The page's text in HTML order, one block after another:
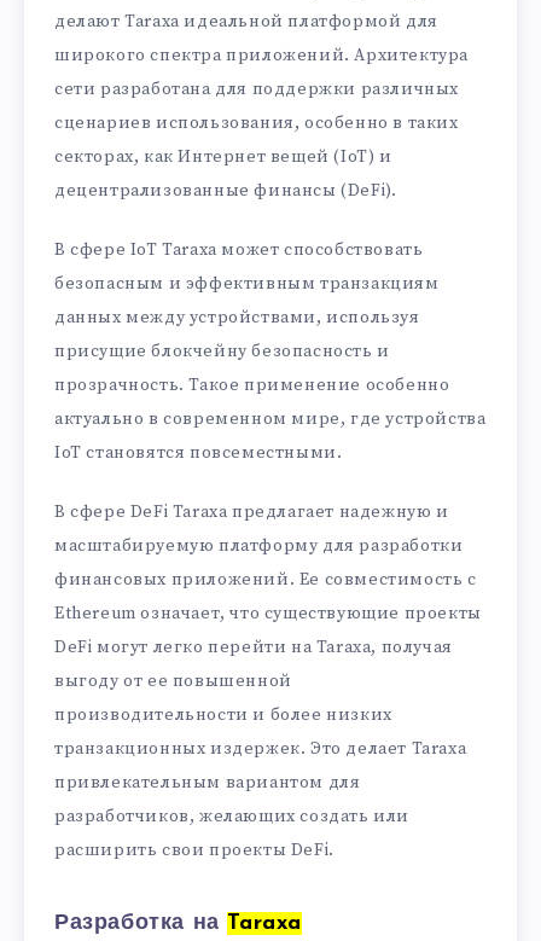
делают Taraxa идеальной платформой для
широкого спектра приложений. Архитектура
сети разработана для поддержки различных
сценариев использования, особенно в таких
секторах, как Интернет вещей (IoT) и
децентрализованные финансы (DeFi).
В сфере IoT Taraxa может способствовать
безопасным и эффективным транзакциям
данных между устройствами, используя
присущие блокчейну безопасность и
прозрачность. Такое применение особенно
актуально в современном мире, где устройства
IoT становятся повсеместными.
В сфере DeFi Taraxa предлагает надежную и
масштабируемую платформу для разработки
финансовых приложений. Ее совместимость с
Ethereum означает, что существующие проекты
DeFi могут легко перейти на Taraxa, получая
выгоду от ее повышенной
производительности и более низких
транзакционных издержек. Это делает Taraxa
привлекательным вариантом для
разработчиков, желающих создать или
расширить свои проекты DeFi.
Разработка на Taraxa